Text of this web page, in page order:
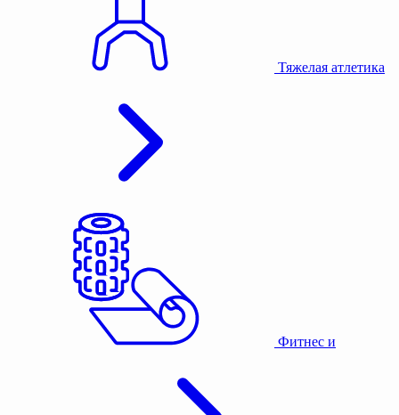
Тяжелая атлетика
Фитнес и